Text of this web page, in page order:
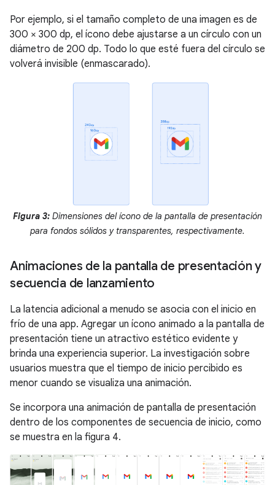
Por ejemplo, si el tamaño completo de una imagen es de
300 × 300 dp, el ícono debe ajustarse a un círculo con un
diámetro de 200 dp. Todo lo que esté fuera del círculo se
volverá invisible (enmascarado).
Figura 3: Dimensiones del ícono de la pantalla de presentación
para fondos sólidos y transparentes, respectivamente.
Animaciones de la pantalla de presentación y
secuencia de lanzamiento
La latencia adicional a menudo se asocia con el inicio en
frío de una app. Agregar un ícono animado a la pantalla de
presentación tiene un atractivo estético evidente y
brinda una experiencia superior. La investigación sobre
usuarios muestra que el tiempo de inicio percibido es
menor cuando se visualiza una animación.
Se incorpora una animación de pantalla de presentación
dentro de los componentes de secuencia de inicio, como
se muestra en la figura 4.